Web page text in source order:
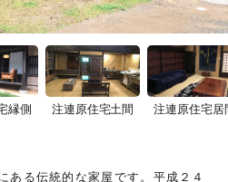
REQUEST
縁側 注連原住宅土間 注連原住宅居
ある伝統的な家屋です。平成２４
時間・季節 その他
民家 #公共施設
場 #庭園
#伝統 #朝